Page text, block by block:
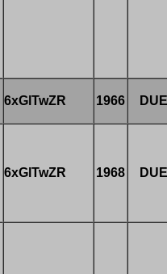
6xGlTwZR 1966
6xGlTwZR 1968